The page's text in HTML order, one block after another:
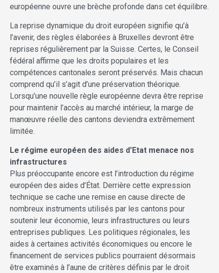
européenne ouvre une brèche profonde dans cet équilibre.
La reprise dynamique du droit européen signifie qu’à
l’avenir, des règles élaborées à Bruxelles devront être
reprises régulièrement par la Suisse. Certes, le Conseil
fédéral affirme que les droits populaires et les
compétences cantonales seront préservés. Mais chacun
comprend qu’il s’agit d’une préservation théorique.
Lorsqu’une nouvelle règle européenne devra être reprise
pour maintenir l’accès au marché intérieur, la marge de
manœuvre réelle des cantons deviendra extrêmement
limitée.
Le régime européen des aides d’Etat menace nos
infrastructures
Plus préoccupante encore est l’introduction du régime
européen des aides d’État. Derrière cette expression
technique se cache une remise en cause directe de
nombreux instruments utilisés par les cantons pour
soutenir leur économie, leurs infrastructures ou leurs
entreprises publiques. Les politiques régionales, les
aides à certaines activités économiques ou encore le
financement de services publics pourraient désormais
être examinés à l’aune de critères définis par le droit